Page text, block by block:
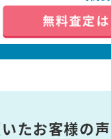
たお客様の声